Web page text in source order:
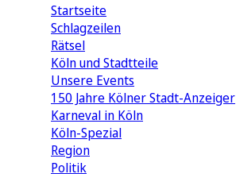
Startseite
Schlagzeilen
Rätsel
Köln und Stadtteile
Unsere Events
150 Jahre Kölner Stadt-Anzeiger
Karneval in Köln
Köln-Spezial
Region
Politik